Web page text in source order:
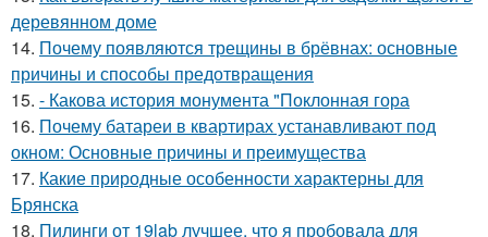
деревянном доме
14. Почему появляются трещины в брёвнах: основные
причины и способы предотвращения
15. - Какова история монумента "Поклонная гора
16. Почему батареи в квартирах устанавливают под
окном: Основные причины и преимущества
17. Какие природные особенности характерны для
Брянска
18. Пилинги от 19lab лучшее, что я пробовала для